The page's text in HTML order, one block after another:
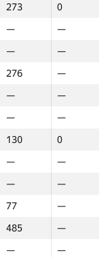
273 0
— —
— —
276 —
— —
— —
130 0
— —
— —
77 —
485 —
— —